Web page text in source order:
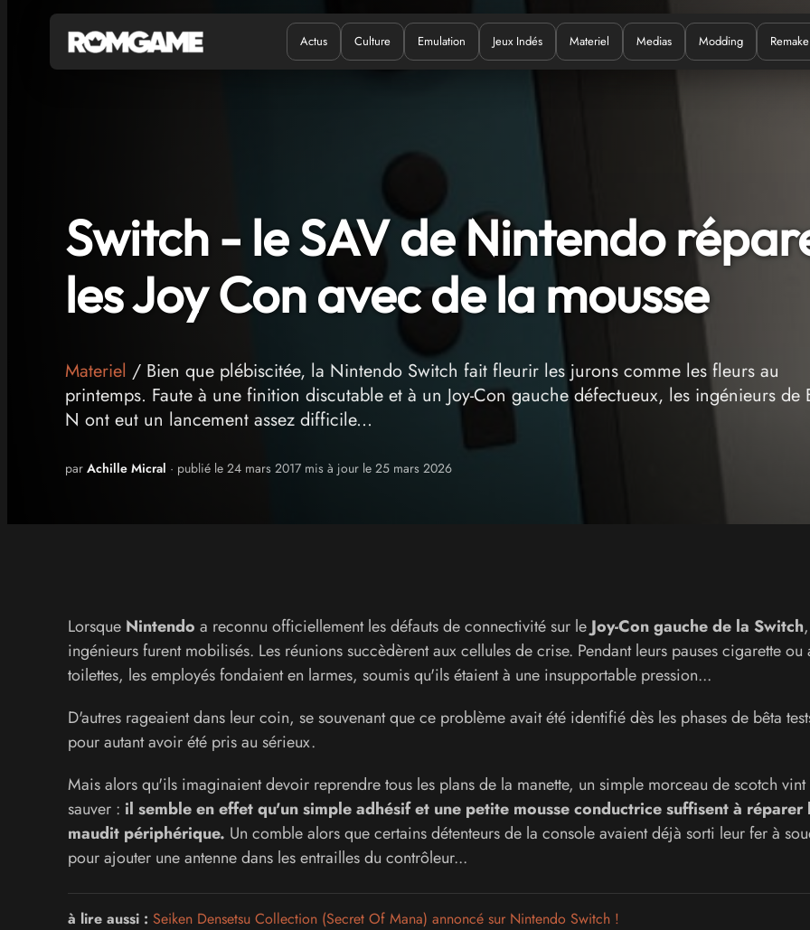
Quand ? Où ? Quoi ?
Actus Culture Emulation Jeux Indés Materiel Medias Modding Remake
Switch - le SAV de Nintendo
les Joy Con avec de la mousse
Materiel / Bien que plébiscitée, la Nintendo Switch fait fleurir les jurons comme les fleurs au
printemps. Faute à une finition discutable et à un Joy-Con gauche défectueux, les ingénieurs de
N ont eut un lancement assez difficile...
par Achille Micral · publié le 24 mars 2017 mis à jour le 25 mars 2026
Lorsque Nintendo a reconnu officiellement les défauts de connectivité sur le Joy-Con gauche de la Switch
ingénieurs furent mobilisés. Les réunions succèdèrent aux cellules de crise. Pendant leurs pauses cigarette ou
toilettes, les employés fondaient en larmes, soumis qu'ils étaient à une insupportable pression...
D'autres rageaient dans leur coin, se souvenant que ce problème avait été identifié dès les phases de bêta
pour autant avoir été pris au sérieux.
Mais alors qu'ils imaginaient devoir reprendre tous les plans de la manette, un simple morceau de scotch vint
sauver : il semble en effet qu'un simple adhésif et une petite mousse conductrice suffisent à réparer
maudit périphérique. Un comble alors que certains détenteurs de la console avaient déjà sorti leur fer à
pour ajouter une antenne dans les entrailles du contrôleur...
à lire aussi : Seiken Densetsu Collection (Secret Of Mana) annoncé sur Nintendo Switch !